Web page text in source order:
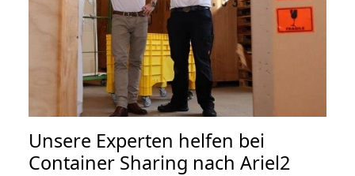
Unsere Experten helfen bei
Container Sharing nach Ariel2